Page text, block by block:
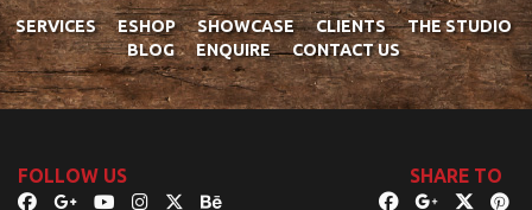
SERVICES ESHOP SHOWCASE CLIENTS
THE STUDIO
BLOG
ENQUIRE CONTACT US
FOLLOW US SHARE TO